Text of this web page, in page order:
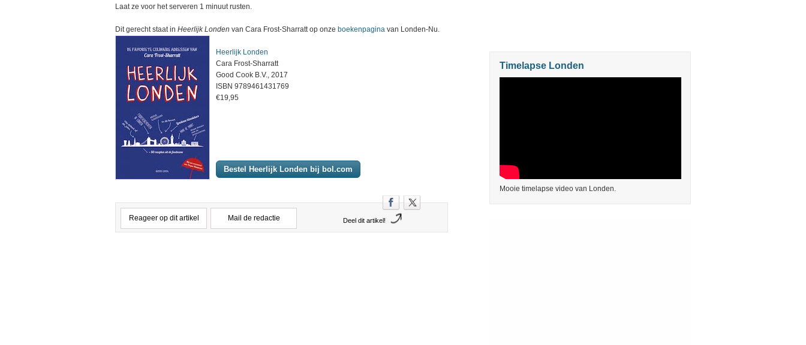
Laat ze voor het serveren 1 minuut rusten.
Dit gerecht staat in Heerlijk Londen van Cara Frost-Sharratt op onze boekenpagina van Londen-Nu.
Heerlijk Londen
Cara Frost-Sharratt
Good Cook B.V., 2017
ISBN 9789461431769
€19,95
Bestel Heerlijk Londen bij bol.com
Reageer op dit artikel Mail de redactie Deel dit artikel!
Timelapse Londen
Mooie timelapse video van Londen.